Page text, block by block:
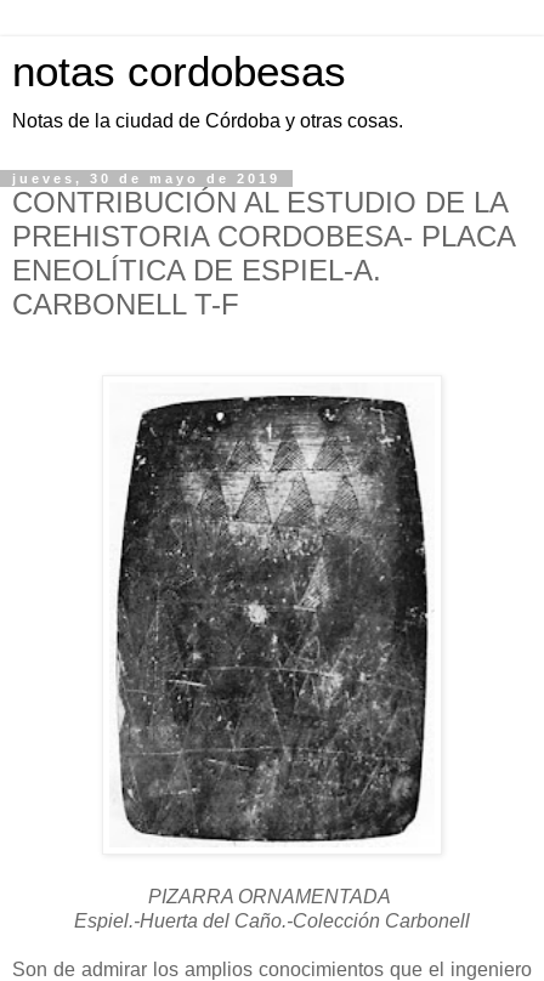
notas cordobesas
Notas de la ciudad de Córdoba y otras cosas.
jueves, 30 de mayo de 2019
CONTRIBUCIÓN AL ESTUDIO DE LA
PREHISTORIA CORDOBESA- PLACA
ENEOLÍTICA DE ESPIEL-A.
CARBONELL T-F
PIZARRA ORNAMENTADA
Espiel.-Huerta del Caño.-Colección Carbonell
Son de admirar los amplios conocimientos que el ingeniero